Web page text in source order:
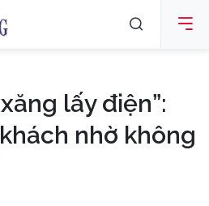
lấy điện”:
nhờ không